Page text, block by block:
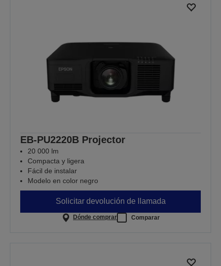
EB-PU2220B Projector
20 000 lm
Compacta y ligera
Fácil de instalar
Modelo en color negro
Solicitar devolución de llamada
Dónde comprar Comparar